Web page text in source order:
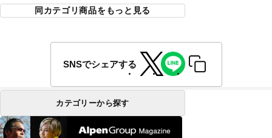
同カテゴリ商品をもっと見る
SNSでシェアする
カテゴリーから探す